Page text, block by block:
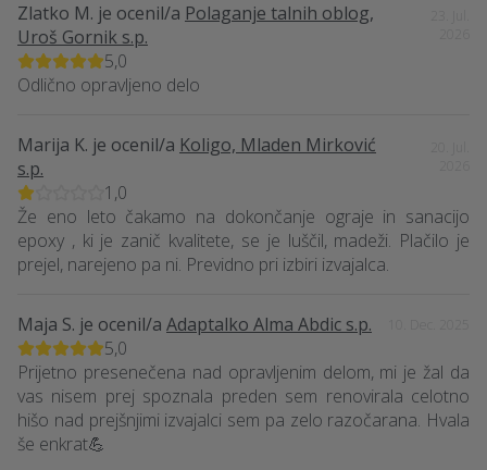
Zlatko M. je ocenil/a Polaganje talnih oblog,
Uroš Gornik s.p.
5,0
Odlično opravljeno delo
Marija K. je ocenil/a Koligo, Mladen Mirković
s.p.
1,0
Že eno leto čakamo na dokončanje ograje in sanacijo
epoxy , ki je zanič kvalitete, se je luščil, madeži. Plačilo je
prejel, narejeno pa ni. Previdno pri izbiri izvajalca.
Maja S. je ocenil/a Adaptalko Alma Abdic s.p.
5,0
Prijetno presenečena nad opravljenim delom, mi je žal da
vas nisem prej spoznala preden sem renovirala celotno
hišo nad prejšnjimi izvajalci sem pa zelo razočarana. Hvala
še enkrat💪